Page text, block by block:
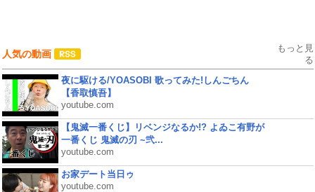
人気の動画
もっと見
る
夜に駆ける/YOASOBI 歌ってみた!しんごちん
【香取慎吾】
youtube.com
【鬼滅一番くじ】リベンジなるか!? よゐこ有野が
一番くじ 鬼滅の刃 ~弐...
youtube.com
お家デート当日ゥ
youtube.com